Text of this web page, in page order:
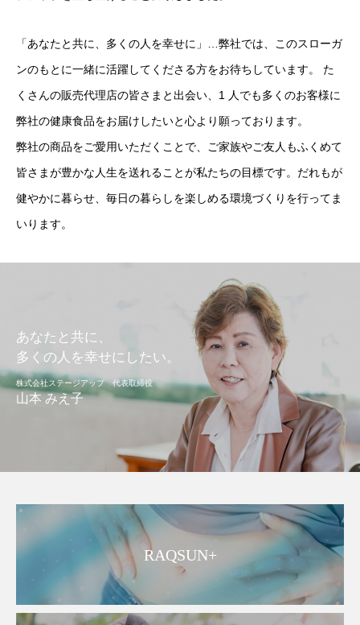
「あなたと共に、多くの人を幸せに」…弊社では、このスローガ
ンのもとに一緒に活躍してくださる方をお待ちしています。 た
くさんの販売代理店の皆さまと出会い、1 人でも多くのお客様に
弊社の健康食品をお届けしたいと心より願っております。
弊社の商品をご愛用いただくことで、ご家族やご友人もふくめて
皆さまが豊かな人生を送れることが私たちの目標です。だれもが
健やかに暮らせ、毎日の暮らしを楽しめる環境づくりを行ってま
いります。
あなたと共に、
多くの人を幸せにしたい。
株式会社ステージアップ 代表取締役
山本 みえ子
RAQSUN+